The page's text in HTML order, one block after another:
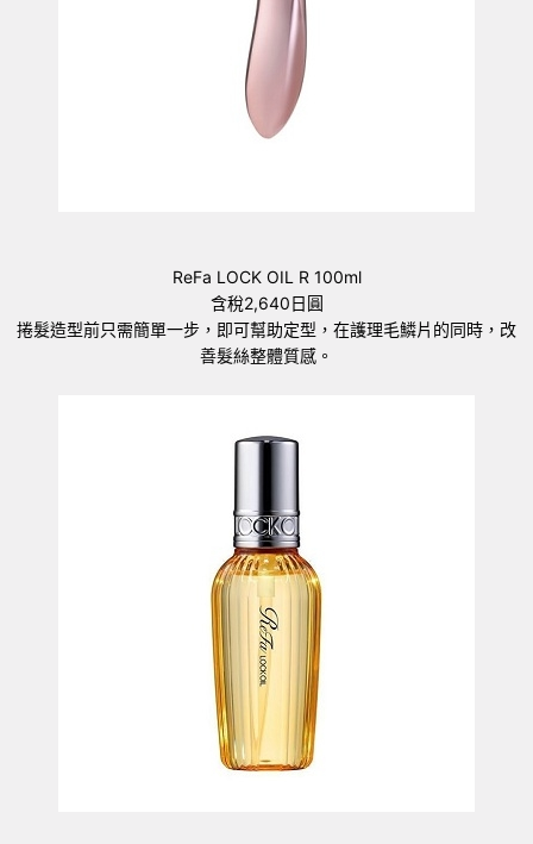
ReFa LOCK OIL R 100ml
含稅2,640日圓
捲髮造型前只需簡單一步，即可幫助定型，在護理毛鱗片的同時，改
善髮絲整體質感。